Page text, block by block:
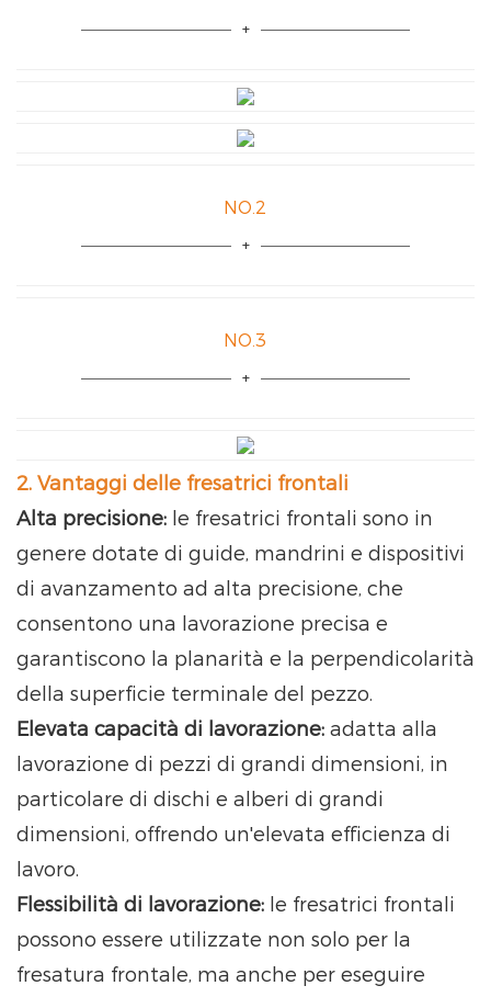
NO.2
NO.3
2. Vantaggi delle fresatrici frontali
Alta precisione: le fresatrici frontali sono in
genere dotate di guide, mandrini e dispositivi
di avanzamento ad alta precisione, che
consentono una lavorazione precisa e
garantiscono la planarità e la perpendicolarità
della superficie terminale del pezzo.
Elevata capacità di lavorazione: adatta alla
lavorazione di pezzi di grandi dimensioni, in
particolare di dischi e alberi di grandi
dimensioni, offrendo un'elevata efficienza di
lavoro.
Flessibilità di lavorazione: le fresatrici frontali
possono essere utilizzate non solo per la
fresatura frontale, ma anche per eseguire